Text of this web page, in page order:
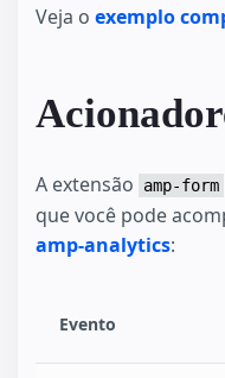
Veja o exemplo
A extensão amp-form
que você pode
amp-analytics:
Evento